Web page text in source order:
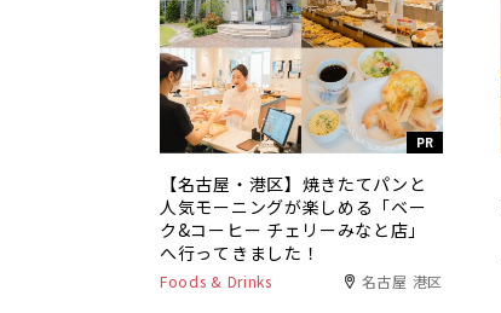
PR
【名古屋・港区】焼きたてパンと
人気モーニングが楽しめる「ベー
ク&コーヒー チェリーみなと店」
へ行ってきました！
Foods & Drinks 名古屋 港区